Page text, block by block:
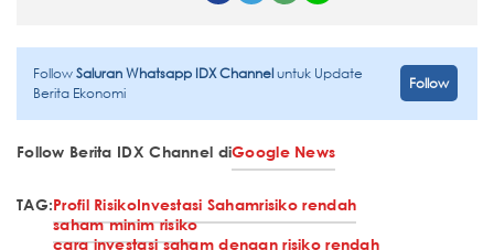
FollowSaluran Whatsapp IDX Channeluntuk Update
Berita Ekonomi
Follow
Follow Berita IDX Channel diGoogle News
TAG:Profil RisikoInvestasi Sahamrisiko rendah
saham minim risiko
cara investasi saham dengan risiko rendah